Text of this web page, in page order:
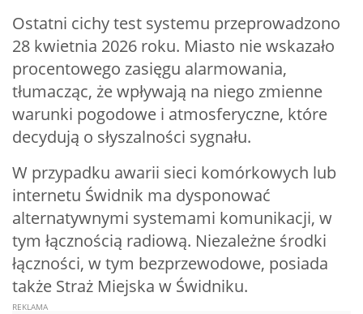
Ostatni cichy test systemu przeprowadzono
28 kwietnia 2026 roku. Miasto nie wskazało
procentowego zasięgu alarmowania,
tłumacząc, że wpływają na niego zmienne
warunki pogodowe i atmosferyczne, które
decydują o słyszalności sygnału.
W przypadku awarii sieci komórkowych lub
internetu Świdnik ma dysponować
alternatywnymi systemami komunikacji, w
tym łącznością radiową. Niezależne środki
łączności, w tym bezprzewodowe, posiada
także Straż Miejska w Świdniku.